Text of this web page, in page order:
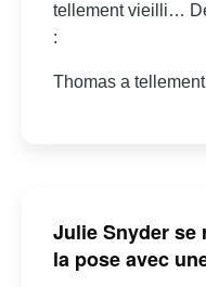
tellement vieilli…
:
Thomas a
Julie Snyder se
la pose avec